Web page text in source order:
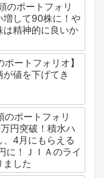
のポートフォリ
増して90株に！や
は精神的に良いか
ポートフォリオ】
値を下げてき
のポートフォリ
円突破！積水ハ
、4月にもらえる
に！ＪＩＡのライ
ました